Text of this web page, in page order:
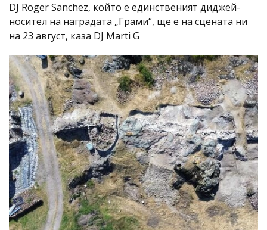
DJ Roger Sanchez, който е единственият диджей-
носител на наградата „Грами“, ще е на сцената ни
на 23 август, каза DJ Marti G